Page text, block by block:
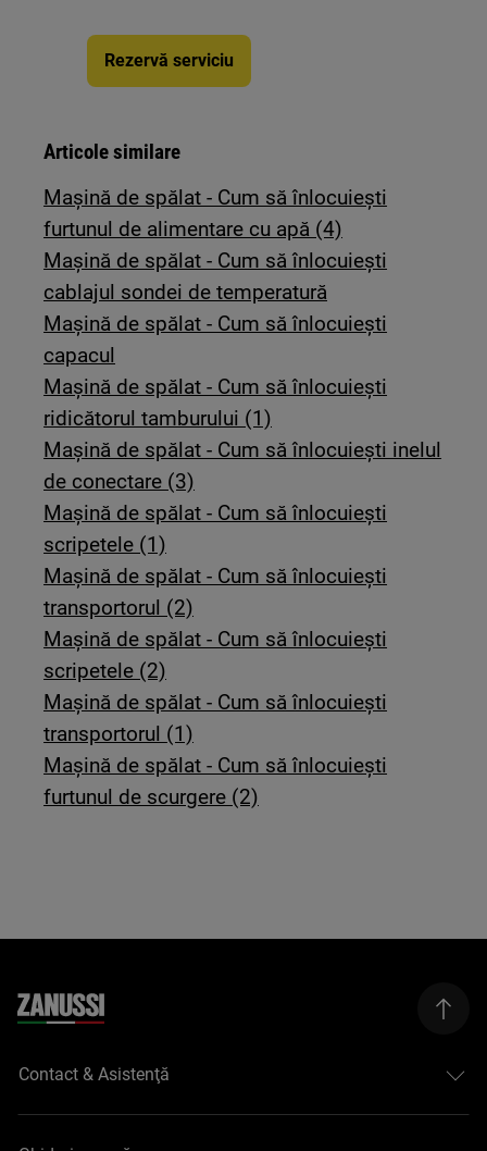
Rezervă serviciu
Articole similare
Mașină de spălat - Cum să înlocuiești
furtunul de alimentare cu apă (4)
Mașină de spălat - Cum să înlocuiești
cablajul sondei de temperatură
Mașină de spălat - Cum să înlocuiești
capacul
Mașină de spălat - Cum să înlocuiești
ridicătorul tamburului (1)
Mașină de spălat - Cum să înlocuiești inelul
de conectare (3)
Mașină de spălat - Cum să înlocuiești
scripetele (1)
Mașină de spălat - Cum să înlocuiești
transportorul (2)
Mașină de spălat - Cum să înlocuiești
scripetele (2)
Mașină de spălat - Cum să înlocuiești
transportorul (1)
Mașină de spălat - Cum să înlocuiești
furtunul de scurgere (2)
Contact & Asistenţă